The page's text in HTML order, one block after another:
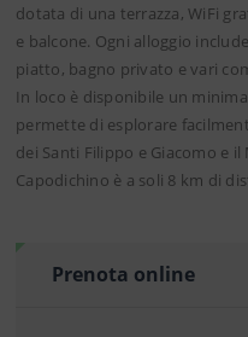
dotata di una terrazza, WiFi
e balcone. Ogni alloggio
piatto, bagno privato e vari
In loco è disponibile un
permette di esplorare
dei Santi Filippo e Giacomo e
Capodichino è a soli 8 km di
Prenota online